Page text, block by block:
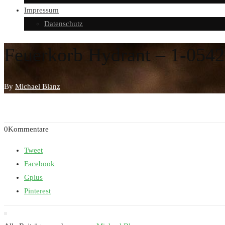
Impressum
Datenschutz
Feuerkorb Hydrant – 1-
By Michael Blanz
0Kommentare
Tweet
Facebook
Gplus
Pinterest